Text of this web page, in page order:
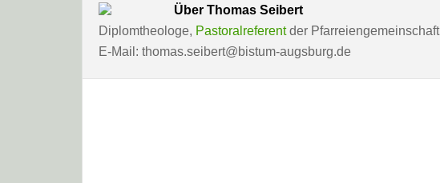
Über Thomas Seibert
Diplomtheologe, Pastoralreferentder
E-Mail: thomas.seibert@bistum-augsburg.de